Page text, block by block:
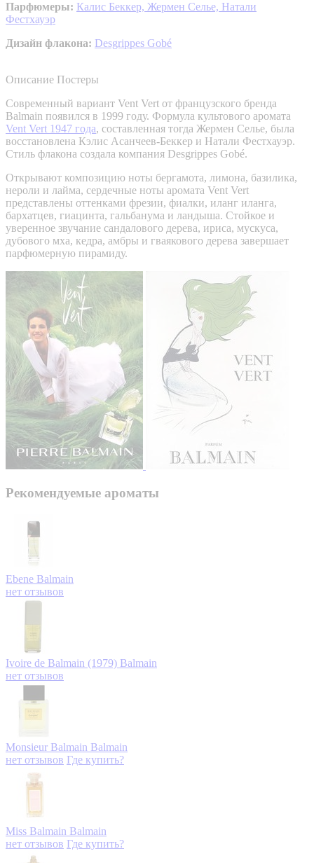
Парфюмеры: Калис Беккер, Жермен Селье, Натали
Фестхауэр
Дизайн флакона: Desgrippes Gobé
Описание Постеры
Современный вариант Vent Vert от французского бренда
Balmain появился в 1999 году. Формула культового аромата
Vent Vert 1947 года, составленная тогда Жермен Селье, была
восстановлена Кэлис Асанчеев-Беккер и Натали Фестхауэр.
Стиль флакона создала компания Desgrippes Gobé.
Открывают композицию ноты бергамота, лимона, базилика,
нероли и лайма, сердечные ноты аромата Vent Vert
представлены оттенками фрезии, фиалки, иланг иланга,
бархатцев, гиацинта, гальбанума и ландыша. Стойкое и
уверенное звучание сандалового дерева, ириса, мускуса,
дубового мха, кедра, амбры и гваякового дерева завершает
парфюмерную пирамиду.
Рекомендуемые ароматы
Ebene Balmain
нет отзывов
Ivoire de Balmain (1979) Balmain
нет отзывов
Monsieur Balmain Balmain
нет отзывов Где купить?
Miss Balmain Balmain
нет отзывов Где купить?